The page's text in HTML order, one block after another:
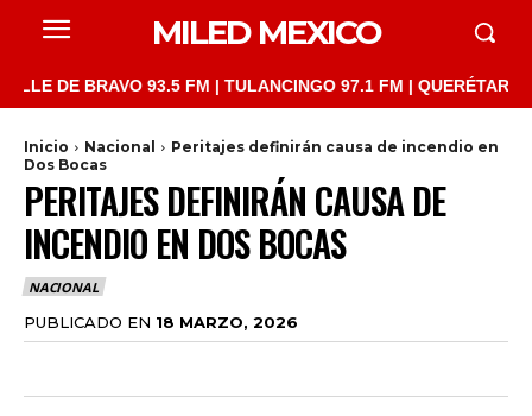
MILED MEXICO
BRAVO 93.5 FM | TULANCINGO 97.1 FM | QUERÉTARO
Inicio Nacional
Peritajes definirán causa de incendio en
Dos Bocas
PERITAJES DEFINIRÁN CAUSA DE
INCENDIO EN DOS BOCAS
NACIONAL
PUBLICADO EN 18 MARZO, 2026